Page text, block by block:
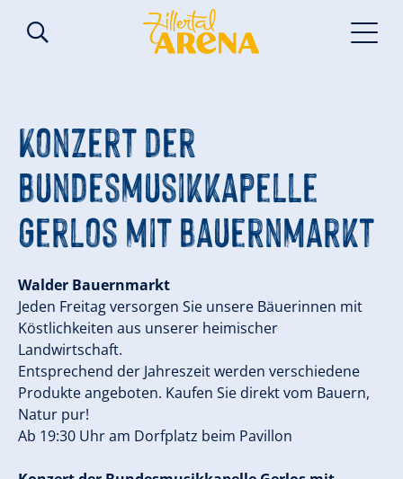
Konzert der
Bundesmusikkapelle
Gerlos mit Bauernmarkt
Walder Bauernmarkt
Jeden Freitag versorgen Sie unsere Bäuerinnen mit
Köstlichkeiten aus unserer heimischer
Landwirtschaft.
Entsprechend der Jahreszeit werden verschiedene
Produkte angeboten. Kaufen Sie direkt vom Bauern,
Natur pur!
Ab 19:30 Uhr am Dorfplatz beim Pavillon